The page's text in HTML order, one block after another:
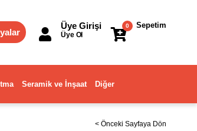
Sepetim
0
Üye Girişi
Üye Ol
Seramik ve İnşaat Diğer
< Önceki Sayfaya Dön